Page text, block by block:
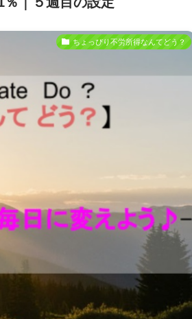
ちょっぴり不労所得なんてどう？